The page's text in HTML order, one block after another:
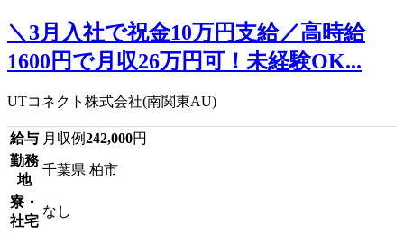
＼3月入社で祝金10万円支給／高時給
1600円で月収26万円可！未経験OK...
UTコネクト株式会社(南関東AU)
給与 月収例242,000円
勤務
地
千葉県 柏市
寮・
社宅
なし